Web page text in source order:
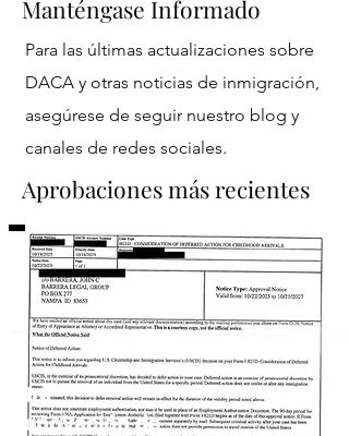
Manténgase Informado
Para las últimas actualizaciones sobre
DACA y otras noticias de inmigración,
asegúrese de seguir nuestro blog y
canales de redes sociales.
Aprobaciones más recientes
Otra
Renovación de